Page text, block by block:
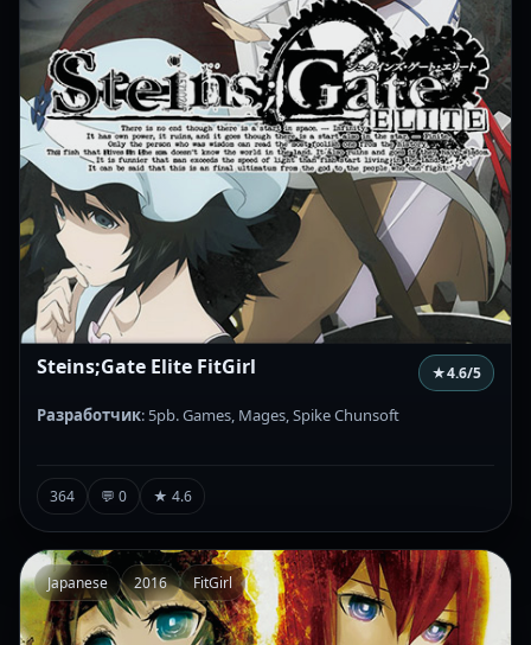
Steins;Gate Elite FitGirl ★4.6/5
Разработчик: 5pb. Games, Mages, Spike Chunsoft
364 💬 0 ★ 4.6
Japanese 2016 FitGirl